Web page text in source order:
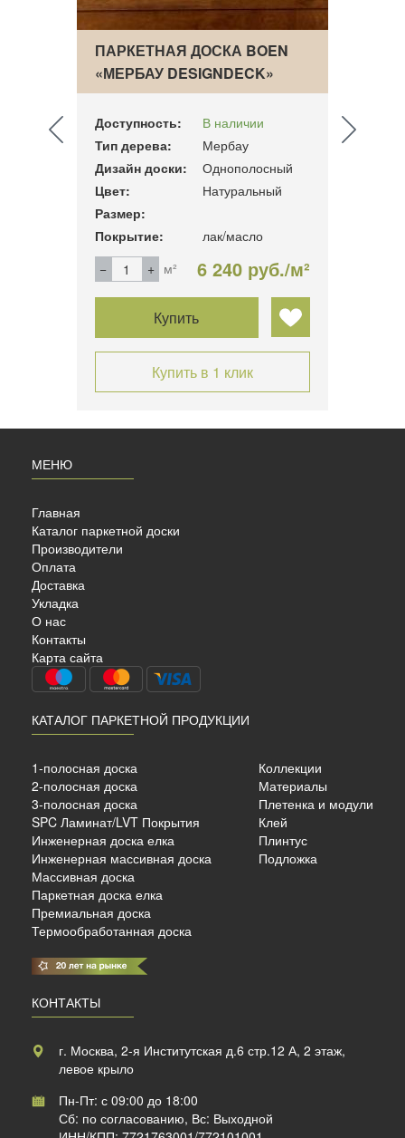
ПАРКЕТНАЯ ДОСКА BOEN
«МЕРБАУ DESIGNDECK»
Доступность:
В наличии
Тип дерева:
Мербау
Дизайн доски:
Однополосный
Цвет:
Натуральный
Размер:
Покрытие:
лак/масло
м²
6 240 руб./м²
Купить
Купить в 1 клик
м²
МЕНЮ
Главная
Каталог паркетной доски
Производители
Оплата
Доставка
Укладка
О нас
Контакты
Карта сайта
КАТАЛОГ ПАРКЕТНОЙ ПРОДУКЦИИ
1-полосная доска
2-полосная доска
3-полосная доска
SPC Ламинат/LVT Покрытия
Инженерная доска елка
Инженерная массивная доска
Массивная доска
Паркетная доска елка
Премиальная доска
Термообработанная доска
Коллекции
Материалы
Плетенка и модули
Клей
Плинтус
Подложка
КОНТАКТЫ
г. Москва, 2-я Институтская д.6 стр.12 А, 2 этаж,
левое крыло
Пн-Пт: с 09:00 до 18:00
Сб: по согласованию, Вс: Выходной